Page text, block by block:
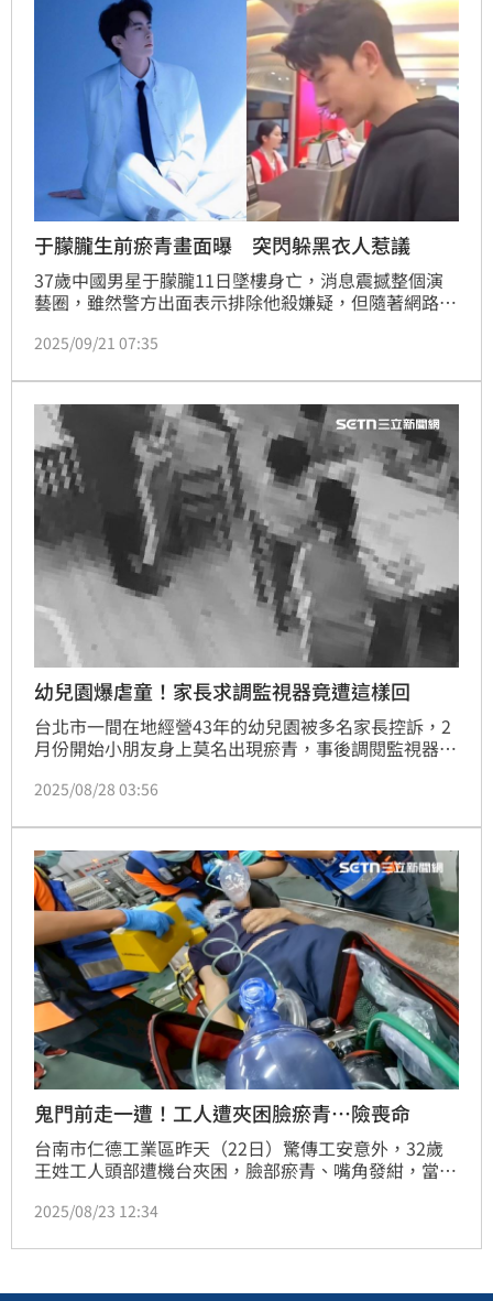
于朦朧生前瘀青畫面曝 突閃躲黑衣人惹議
37歲中國男星于朦朧11日墜樓身亡，消息震撼整個演
藝圈，雖然警方出面表示排除他殺嫌疑，但隨著網路上
網友挖出于朦朧生前眼角瘀青的畫面，其中一幕下意識
蔡佩伶報導
2025/09/21 07:35
幼兒園爆虐童！家長求調監視器竟遭這樣回
台北市一間在地經營43年的幼兒園被多名家長控訴，2
月份開始小朋友身上莫名出現瘀青，事後調閱監視器不
被教育局裁罰，7月份卻還繼續到同一負責人開設的補
重，裁處累計超過97萬元。
2025/08/28 03:56
鬼門前走一遭！工人遭夾困臉瘀青…險喪命
台南市仁德工業區昨天（22日）驚傳工安意外，32歲
王姓工人頭部遭機台夾困，臉部瘀青、嘴角發紺，當下
治醫院，搶命成功，此案凸顯雙軌派遣制度大幅提升患
2025/08/23 12:34